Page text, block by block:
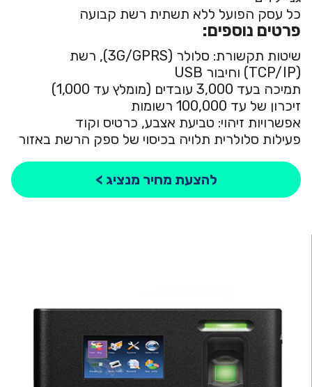
כל עסק הפועל ללא תשתית רשת קבועה
פרטים נוספים:
שיטות תקשורת: סלולר (3G/GPRS), רשת
(TCP/IP) וחיבור USB
תמיכה בעד 3,000 עובדים (מומלץ עד 1,000)
זיכרון של עד 100,000 רשומות
אפשרויות זיהוי: טביעת אצבע, כרטיס וקוד
פעילות סלולרית תלויה בכיסוי של ספק הרשת באזור
להצעת מחיר מנציג >